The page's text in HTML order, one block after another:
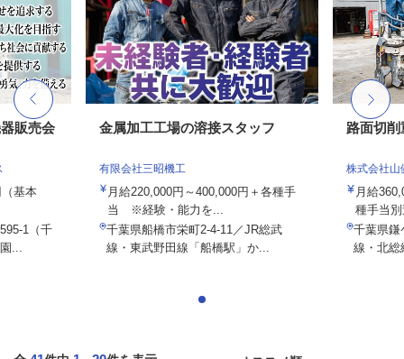
販売会
基本
1（千
...
金属加工工場の溶接スタッフ
有限会社三昭機工
月給220,000円～400,000円＋各種手
当 ※経験・能力を...
千葉県船橋市栄町2-4-11／JR総武
線・東武野田線「船橋駅」か...
路面切
株式会社山
月給
種手当
千葉県鎌
線・北総